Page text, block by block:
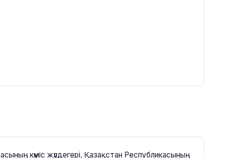
күміс жүлдегері, Қазақстан Республикасының